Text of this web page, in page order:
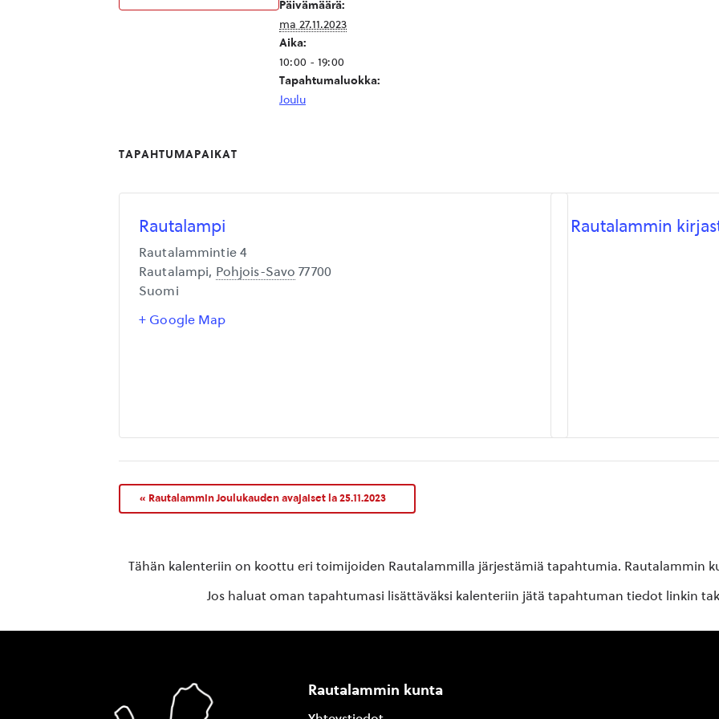
Päivämäärä:
ma 27.11.2023
Aika:
10:00 - 19:00
Tapahtumaluokka:
Joulu
TAPAHTUMAPAIKAT
Rautalampi
Rautalammintie 4
Rautalampi, Pohjois-Savo 77700
Suomi
+ Google Map
Rautalammin
« Rautalammin Joulukauden avajaiset la 25.11.2023
Tähän kalenteriin on koottu eri toimijoiden Rautalammilla järjestämiä tapahtumia. Rautalammin
Jos haluat oman tapahtumasi lisättäväksi kalenteriin jätä tapahtuman tiedot linkin
Rautalammin kunta